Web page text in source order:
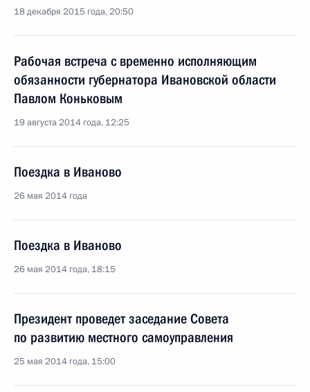
18 декабря 2015 года, 20:50
Рабочая встреча с временно исполняющим
обязанности губернатора Ивановской области
Павлом Коньковым
19 августа 2014 года, 12:25
Поездка в Иваново
26 мая 2014 года
Поездка в Иваново
26 мая 2014 года, 18:15
Президент проведет заседание Совета
по развитию местного самоуправления
25 мая 2014 года, 15:00